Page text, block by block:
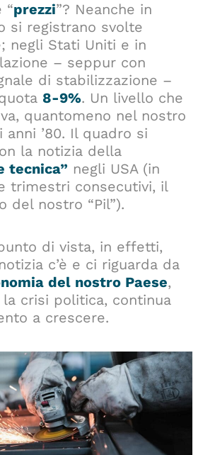
“prezzi”? Neanche in
si registrano svolte
negli Stati Uniti e in
– seppur con
di stabilizzazione –
8-9%. Un livello che
quantomeno nel nostro
anni ’80. Il quadro si
la notizia della
tecnica” negli USA (in
trimestri consecutivi, il
del nostro “Pil”).
di vista, in effetti,
c’è e ci riguarda da
del nostro Paese,
crisi politica, continua
a crescere.